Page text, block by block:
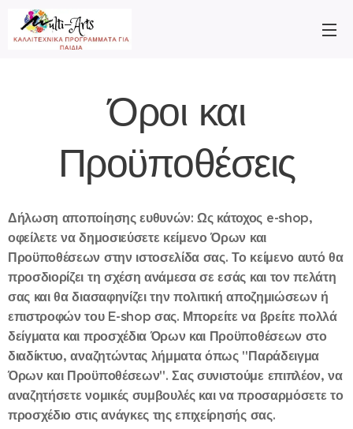
Όροι και
Προϋποθέσεις
Δήλωση αποποίησης ευθυνών: Ως κάτοχος e-shop,
οφείλετε να δημοσιεύσετε κείμενο Όρων και
Προϋποθέσεων στην ιστοσελίδα σας. Το κείμενο αυτό θα
προσδιορίζει τη σχέση ανάμεσα σε εσάς και τον πελάτη
σας και θα διασαφηνίζει την πολιτική αποζημιώσεων ή
επιστροφών του E-shop σας. Μπορείτε να βρείτε πολλά
δείγματα και προσχέδια Όρων και Προϋποθέσεων στο
διαδίκτυο, αναζητώντας λήμματα όπως "Παράδειγμα
Όρων και Προϋποθέσεων". Σας συνιστούμε επιπλέον, να
αναζητήσετε νομικές συμβουλές και να προσαρμόσετε το
προσχέδιο στις ανάγκες της επιχείρησής σας.